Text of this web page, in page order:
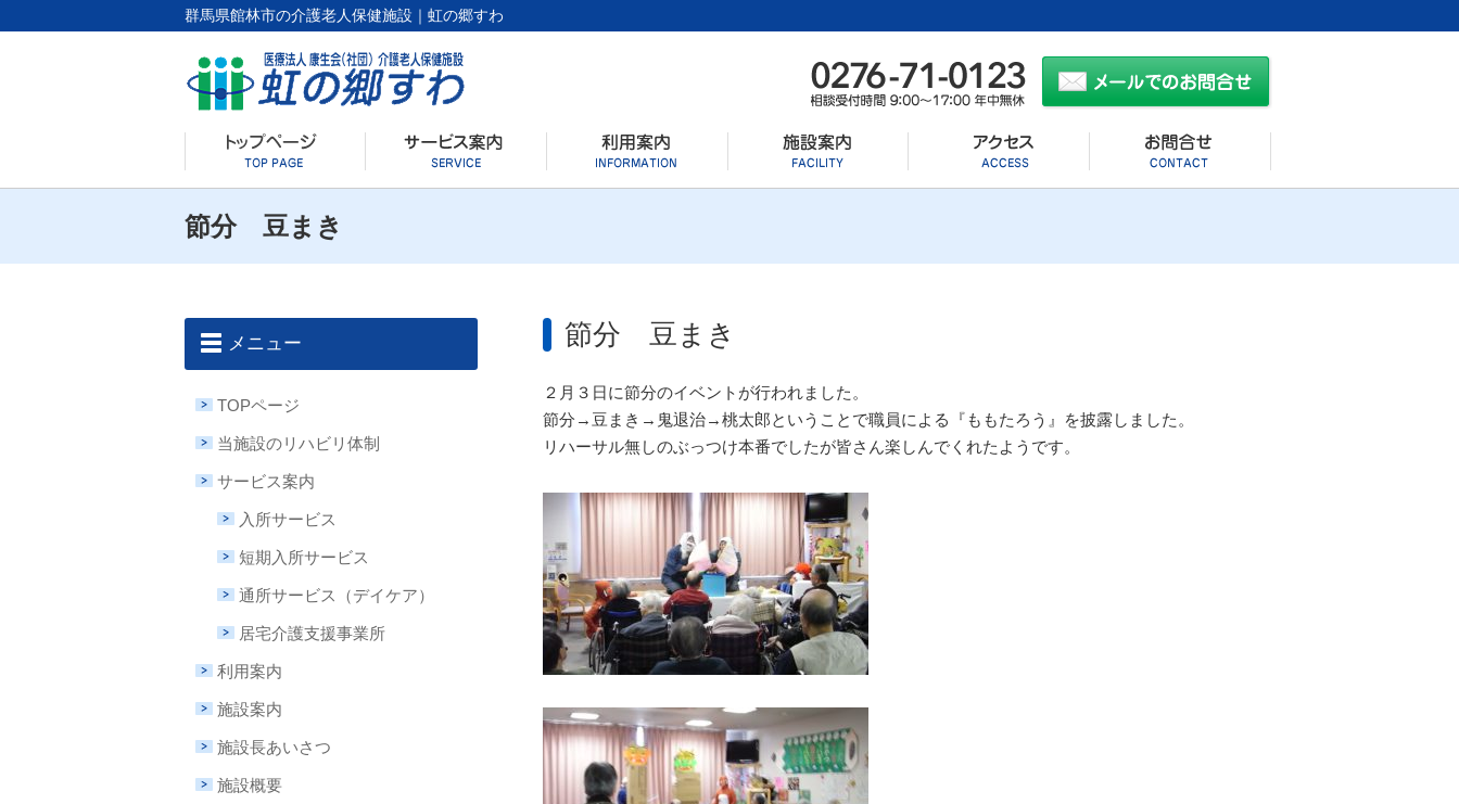
群馬県館林市の介護老人保健施設｜虹の郷すわ
節分 豆まき
節分 豆まき
２月３日に節分のイベントが行われました。
節分→豆まき→鬼退治→桃太郎ということで職員による『ももたろう』を披露しました。
リハーサル無しのぶっつけ本番でしたが皆さん楽しんでくれたようです。
メニュー
TOPページ
当施設のリハビリ体制
サービス案内
入所サービス
短期入所サービス
通所サービス（デイケア）
居宅介護支援事業所
利用案内
施設案内
施設長あいさつ
施設概要